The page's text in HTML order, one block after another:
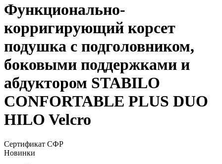
Функционально-
корригирующий корсет
подушка с подголовником,
боковыми поддержками и
абдуктором STABILO
CONFORTABLE PLUS DUO
HILO Velcro
Сертификат СФР
Новинки